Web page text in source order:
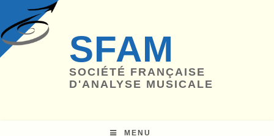
content
SFAM
SOCIÉTÉ FRANÇAISE
D'ANALYSE MUSICALE
MENU